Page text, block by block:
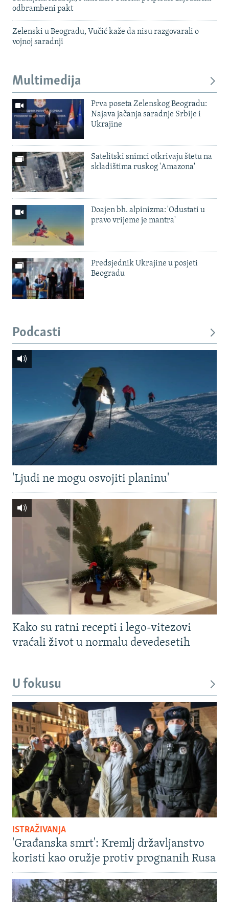
odbrambeni pakt
Zelenski u Beogradu, Vučić kaže da nisu razgovarali o
vojnoj saradnji
Multimedija
Prva poseta Zelenskog Beogradu:
Najava jačanja saradnje Srbije i
Ukrajine
Satelitski snimci otkrivaju štetu na
skladištima ruskog 'Amazona'
Doajen bh. alpinizma: 'Odustati u
pravo vrijeme je mantra'
Predsjednik Ukrajine u posjeti
Beogradu
Podcasti
'Ljudi ne mogu osvojiti planinu'
Kako su ratni recepti i lego-vitezovi
vraćali život u normalu devedesetih
U fokusu
ISTRAŽIVANJA
'Građanska smrt': Kremlj državljanstvo
koristi kao oružje protiv prognanih Rusa